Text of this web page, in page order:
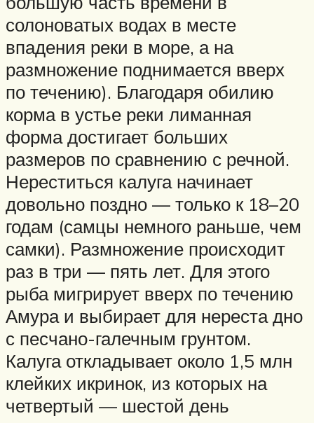
солоноватых водах в месте
впадения реки в море, а на
размножение поднимается вверх
по течению). Благодаря обилию
корма в устье реки лиманная
форма достигает больших
размеров по сравнению с речной.
Нереститься калуга начинает
довольно поздно — только к 18–20
годам (самцы немного раньше, чем
самки). Размножение происходит
раз в три — пять лет. Для этого
рыба мигрирует вверх по течению
Амура и выбирает для нереста дно
с песчано-галечным грунтом.
Калуга откладывает около 1,5 млн
клейких икринок, из которых на
четвертый — шестой день